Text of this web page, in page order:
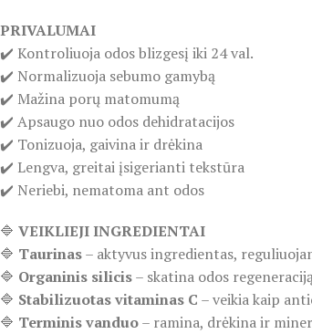
PRIVALUMAI
✔️ Kontroliuoja odos blizgesį iki 24 val.
✔️ Normalizuoja sebumo gamybą
✔️ Mažina porų matomumą
✔️ Apsaugo nuo odos dehidratacijos
✔️ Tonizuoja, gaivina ir drėkina
✔️ Lengva, greitai įsigerianti tekstūra
✔️ Neriebi, nematoma ant odos
🔷 VEIKLIEJI INGREDIENTAI
🔷 Taurinas– aktyvus ingredientas,
🔷 Organinis silicis– skatina odos
🔷 Stabilizuotas vitaminas C – veikia kaip
🔷 Terminis vanduo– ramina, drėkina ir